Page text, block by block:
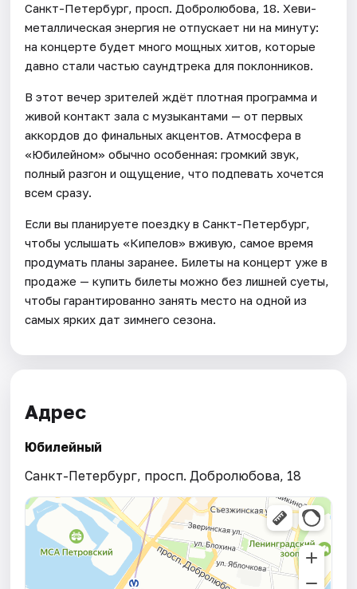
Санкт-Петербург, просп. Добролюбова, 18. Хеви-
металлическая энергия не отпускает ни на минуту:
на концерте будет много мощных хитов, которые
давно стали частью саундтрека для поклонников.
В этот вечер зрителей ждёт плотная программа и
живой контакт зала с музыкантами — от первых
аккордов до финальных акцентов. Атмосфера в
«Юбилейном» обычно особенная: громкий звук,
полный разгон и ощущение, что подпевать хочется
всем сразу.
Если вы планируете поездку в Санкт-Петербург,
чтобы услышать «Кипелов» вживую, самое время
продумать планы заранее. Билеты на концерт уже в
продаже — купить билеты можно без лишней суеты,
чтобы гарантированно занять место на одной из
самых ярких дат зимнего сезона.
Адрес
Юбилейный
Санкт-Петербург, просп. Добролюбова, 18